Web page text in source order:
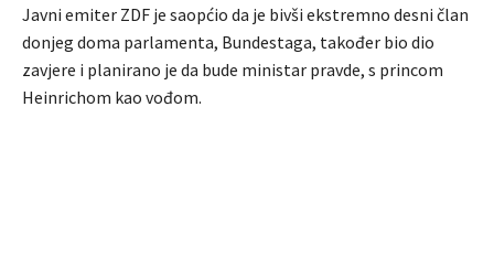
Javni emiter ZDF je saopćio da je bivši ekstremno desni član
donjeg doma parlamenta, Bundestaga, također bio dio
zavjere i planirano je da bude ministar pravde, s princom
Heinrichom kao vođom.